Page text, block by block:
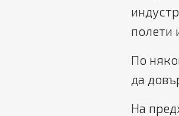
полети
По
да
На